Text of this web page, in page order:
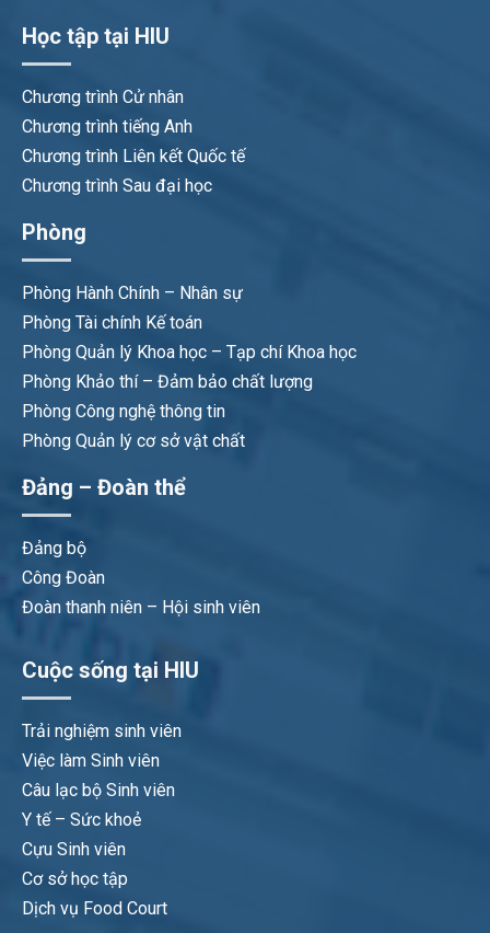
Học tập tại HIU
Chương trình Cử nhân
Chương trình tiếng Anh
Chương trình Liên kết Quốc tế
Chương trình Sau đại học
Phòng
Phòng Hành Chính – Nhân sự
Phòng Tài chính Kế toán
Phòng Quản lý Khoa học – Tạp chí Khoa học
Phòng Khảo thí – Đảm bảo chất lượng
Phòng Công nghệ thông tin
Phòng Quản lý cơ sở vật chất
Đảng – Đoàn thể
Đảng bộ
Công Đoàn
Đoàn thanh niên – Hội sinh viên
Cuộc sống tại HIU
Trải nghiệm sinh viên
Việc làm Sinh viên
Câu lạc bộ Sinh viên
Y tế – Sức khoẻ
Cựu Sinh viên
Cơ sở học tập
Dịch vụ Food Court